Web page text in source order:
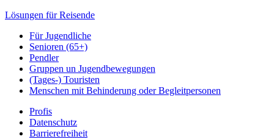
Lösungen für Reisende
Für Jugendliche
Senioren (65+)
Pendler
Gruppen un Jugendbewegungen
(Tages-) Touristen
Menschen mit Behinderung oder Begleitpersonen
Profis
Datenschutz
Barrierefreiheit